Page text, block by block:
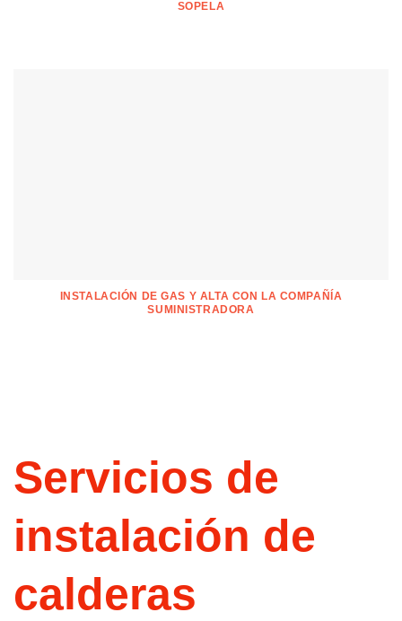
SOPELA
INSTALACIÓN DE GAS Y ALTA CON LA COMPAÑÍA
SUMINISTRADORA
Servicios de
instalación de
calderas